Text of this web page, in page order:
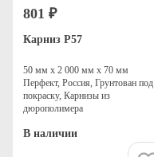
801 ₽
Карниз P57
50 мм х 2 000 мм х 70 мм
Перфект, Россия, Грунтован под
покраску, Карнизы из
дюрополимера
В наличии